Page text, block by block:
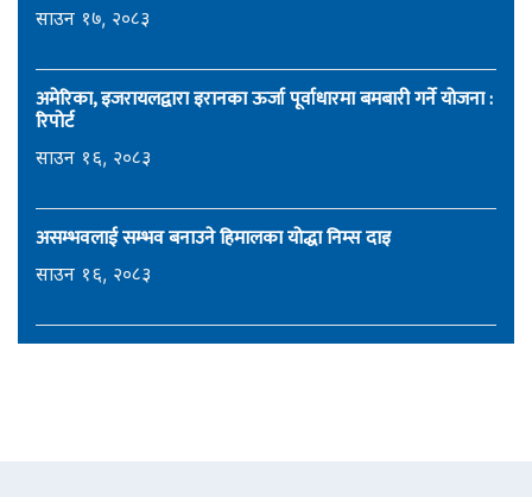
साउन १७, २०८३
अमेरिका, इजरायलद्वारा इरानका ऊर्जा पूर्वाधारमा बमबारी गर्ने योजना :
रिपोर्ट
साउन १६, २०८३
असम्भवलाई सम्भव बनाउने हिमालका योद्धा निम्स दाइ
साउन १६, २०८३